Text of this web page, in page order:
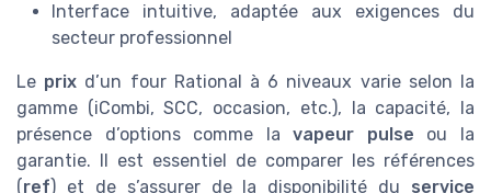
Interface intuitive, adaptée aux exigences du
secteur professionnel
Le prix d’un four Rational à 6 niveaux varie selon la
gamme (iCombi, SCC, occasion, etc.), la capacité, la
présence d’options comme lavapeur pulse ou la
garantie. Il est essentiel de comparer les références
(ref) et de s’assurer de la disponibilité du service